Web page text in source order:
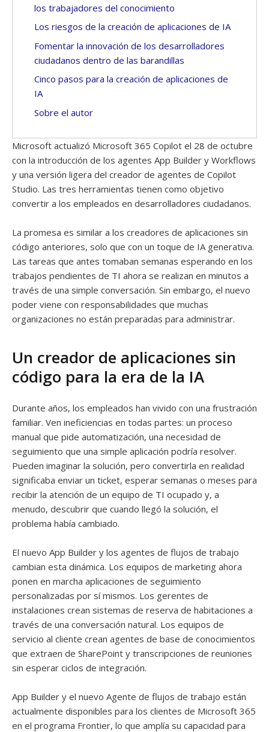
los trabajadores del conocimiento
Los riesgos de la creación de aplicaciones de IA
Fomentar la innovación de los desarrolladores
ciudadanos dentro de las barandillas
Cinco pasos para la creación de aplicaciones de
IA
Sobre el autor
Microsoft actualizó Microsoft 365 Copilot el 28 de octubre
con la introducción de los agentes App Builder y Workflows
y una versión ligera del creador de agentes de Copilot
Studio. Las tres herramientas tienen como objetivo
convertir a los empleados en desarrolladores ciudadanos.
La promesa es similar a los creadores de aplicaciones sin
código anteriores, solo que con un toque de IA generativa.
Las tareas que antes tomaban semanas esperando en los
trabajos pendientes de TI ahora se realizan en minutos a
través de una simple conversación. Sin embargo, el nuevo
poder viene con responsabilidades que muchas
organizaciones no están preparadas para administrar.
Un creador de aplicaciones sin
código para la era de la IA
Durante años, los empleados han vivido con una frustración
familiar. Ven ineficiencias en todas partes: un proceso
manual que pide automatización, una necesidad de
seguimiento que una simple aplicación podría resolver.
Pueden imaginar la solución, pero convertirla en realidad
significaba enviar un ticket, esperar semanas o meses para
recibir la atención de un equipo de TI ocupado y, a
menudo, descubrir que cuando llegó la solución, el
problema había cambiado.
El nuevo App Builder y los agentes de flujos de trabajo
cambian esta dinámica. Los equipos de marketing ahora
ponen en marcha aplicaciones de seguimiento
personalizadas por sí mismos. Los gerentes de
instalaciones crean sistemas de reserva de habitaciones a
través de una conversación natural. Los equipos de
servicio al cliente crean agentes de base de conocimientos
que extraen de SharePoint y transcripciones de reuniones
sin esperar ciclos de integración.
App Builder y el nuevo Agente de flujos de trabajo están
actualmente disponibles para los clientes de Microsoft 365
en el programa Frontier, lo que amplía su capacidad para